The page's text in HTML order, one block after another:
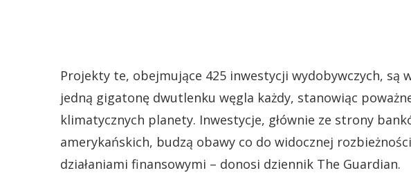
Projekty te, obejmujące 425 inwestycji wydobywczych, są
jedną gigatonę dwutlenku węgla każdy, stanowiąc
klimatycznych planety. Inwestycje, głównie ze strony
amerykańskich, budzą obawy co do widocznej
działaniami finansowymi – donosi dziennik The Guardian.